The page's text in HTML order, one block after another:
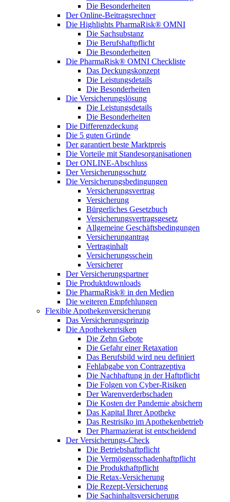
Die Besonderheiten
Der Online-Beitragsrechner
Die Highlights PharmaRisk® OMNI
Die Sachsubstanz
Die Berufshaftpflicht
Die Besonderheiten
Die PharmaRisk® OMNI Checkliste
Das Deckungskonzept
Die Leistungsdetails
Die Besonderheiten
Die Versicherungslösung
Die Leistungsdetails
Die Besonderheiten
Die Differenzdeckung
Die 5 guten Gründe
Der garantiert beste Marktpreis
Die Vorteile mit Standesorganisationen
Der ONLINE-Abschluss
Der Versicherungsschutz
Die Versicherungsbedingungen
Versicherungsvertrag
Versicherung
Bürgerliches Gesetzbuch
Versicherungsvertragsgesetz
Allgemeine Geschäftsbedingungen
Versicherungantrag
Vertraginhalt
Versicherungsschein
Versicherer
Der Versicherungspartner
Die Produktdownloads
Die PharmaRisk® in den Medien
Die weiteren Empfehlungen
Flexible Apothekenversicherung
Das Versicherungsprinzip
Die Apothekenrisiken
Die Zehn Gebote
Die Gefahr einer Retaxation
Das Berufsbild wird neu definiert
Fehlabgabe von Contrazeptiva
Die Nachhaftung in der Haftpflicht
Die Folgen von Cyber-Risiken
Der Warenverderbschaden
Die Kosten der Pandemie absichern
Das Kapital Ihrer Apotheke
Das Restrisiko im Apothekenbetrieb
Der Pharmazierat ist entscheidend
Der Versicherungs-Check
Die Betriebshaftpflicht
Die Vermögensschadenhaftpflicht
Die Produkthaftpflicht
Die Retax-Versicherung
Die Rezept-Versicherung
Die Sachinhaltsversicherung